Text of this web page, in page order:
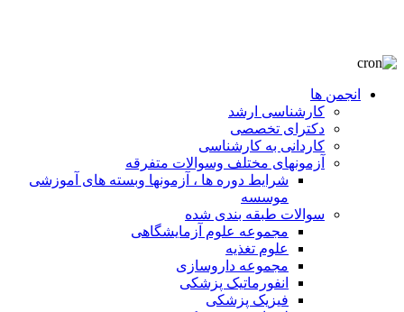
انجمن ها
کارشناسی ارشد
دکترای تخصصی
کاردانی به کارشناسی
آزمونهای مختلف وسوالات متفرقه
شرایط دوره ها ، آزمونها وبسته های آموزشی
موسسه
سوالات طبقه بندی شده
مجموعه علوم آزمایشگاهی
علوم تغذیه
مجموعه داروسازی
انفورماتیک پزشکی
فیزیک پزشکی